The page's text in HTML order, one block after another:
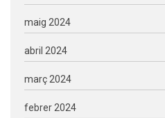
maig 2024
abril 2024
març 2024
febrer 2024